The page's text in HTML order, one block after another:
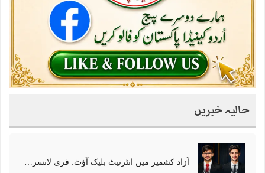
حالیہ خبریں
آزاد کشمیر میں انٹرنیٹ بلیک آؤٹ: فری لانسرز کا معاشی قتل، احتجاج شروع